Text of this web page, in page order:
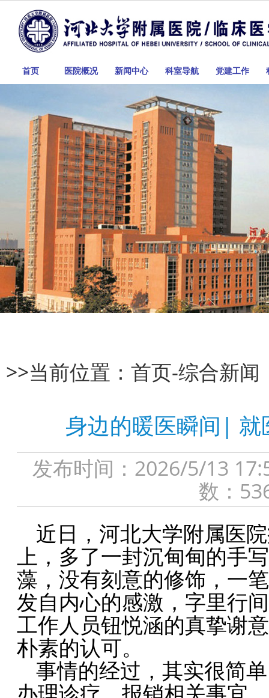
首页 医院概况 新闻中心 科室导航 党建工作
>>当前位置： 首页-综合新闻
身边的暖医瞬间| 就
发布时间：2026/5/
数：
近日，河北大学附属医
上，多了一封沉甸甸的手
藻，没有刻意的修饰，一
发自内心的感激，字里行
工作人员钮悦涵的真挚谢
朴素的认可。
事情的经过，其实很简